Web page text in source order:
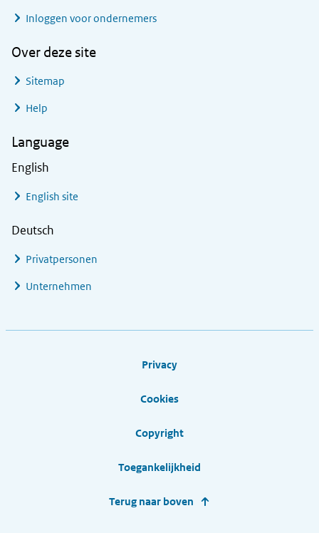
Inloggen voor ondernemers
Over deze site
Sitemap
Help
Language
English
English site
Deutsch
Privatpersonen
Unternehmen
Privacy
Cookies
Copyright
Toegankelijkheid
Terug naar boven